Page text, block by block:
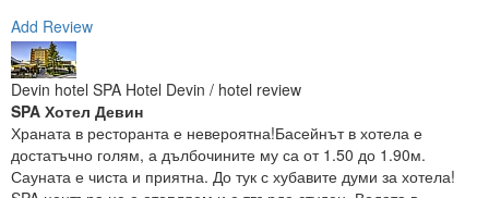
Add Review
Devin hotel SPA Hotel Devin / hotel review
SPA Хотел Девин
Храната в ресторанта е невероятна!Басейнът в хотела е
достатъчно голям, а дълбочините му са от 1.50 до 1.90м.
Сауната е чиста и приятна. До тук с хубавите думи за хотела!